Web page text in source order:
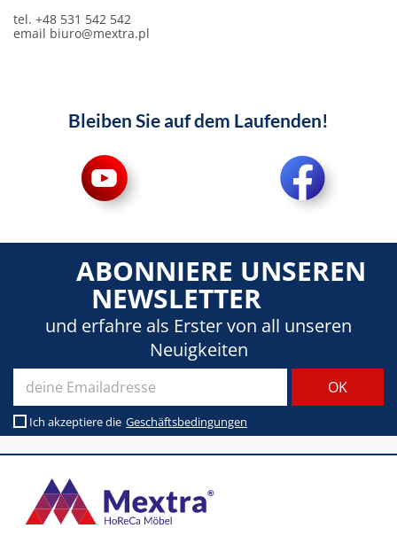
tel. +48 531 542 542
email biuro@mextra.pl
Bleiben Sie auf dem Laufenden!
ABONNIERE UNSEREN
NEWSLETTER
und erfahre als Erster von all unseren
Neuigkeiten
Ich akzeptiere die Geschäftsbedingungen